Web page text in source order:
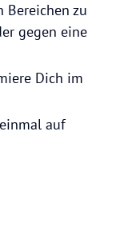
Bereichen zu
gegen eine
Dich im
auf